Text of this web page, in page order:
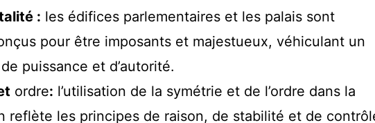
: les édifices parlementaires et les palais sont
pour être imposants et majestueux, véhiculant un
puissance et d’autorité.
ordre: l’utilisation de la symétrie et de l’ordre dans la
reflète les principes de raison, de stabilité et de